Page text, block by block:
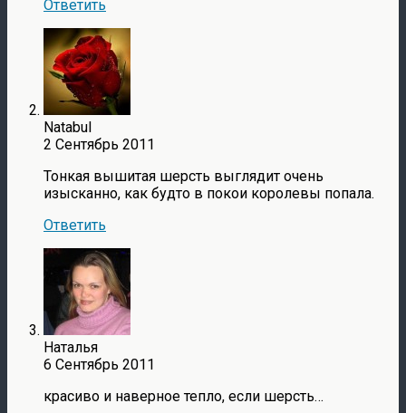
Ответить
Natabul
2 Сентябрь 2011
Тонкая вышитая шерсть выглядит очень
изысканно, как будто в покои королевы попала.
Ответить
Наталья
6 Сентябрь 2011
красиво и наверное тепло, если шерсть…